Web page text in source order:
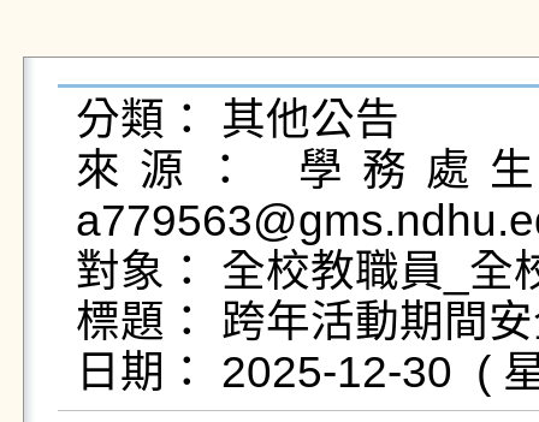
分類： 其他公告
來源： 學務處
對象： 全校教職員_全
標題： 跨年活動期間